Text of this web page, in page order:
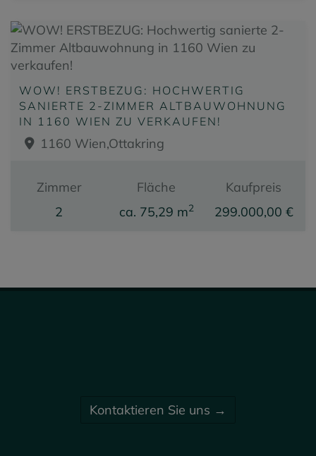
WOW! ERSTBEZUG: HOCHWERTIG
SANIERTE 2-ZIMMER ALTBAUWOHNUNG
IN 1160 WIEN ZU VERKAUFEN!
1160 Wien,Ottakring
Zimmer
2
Fläche
ca. 75,29 m2
Kaufpreis
299.000,00 €
Kontaktieren Sie uns →